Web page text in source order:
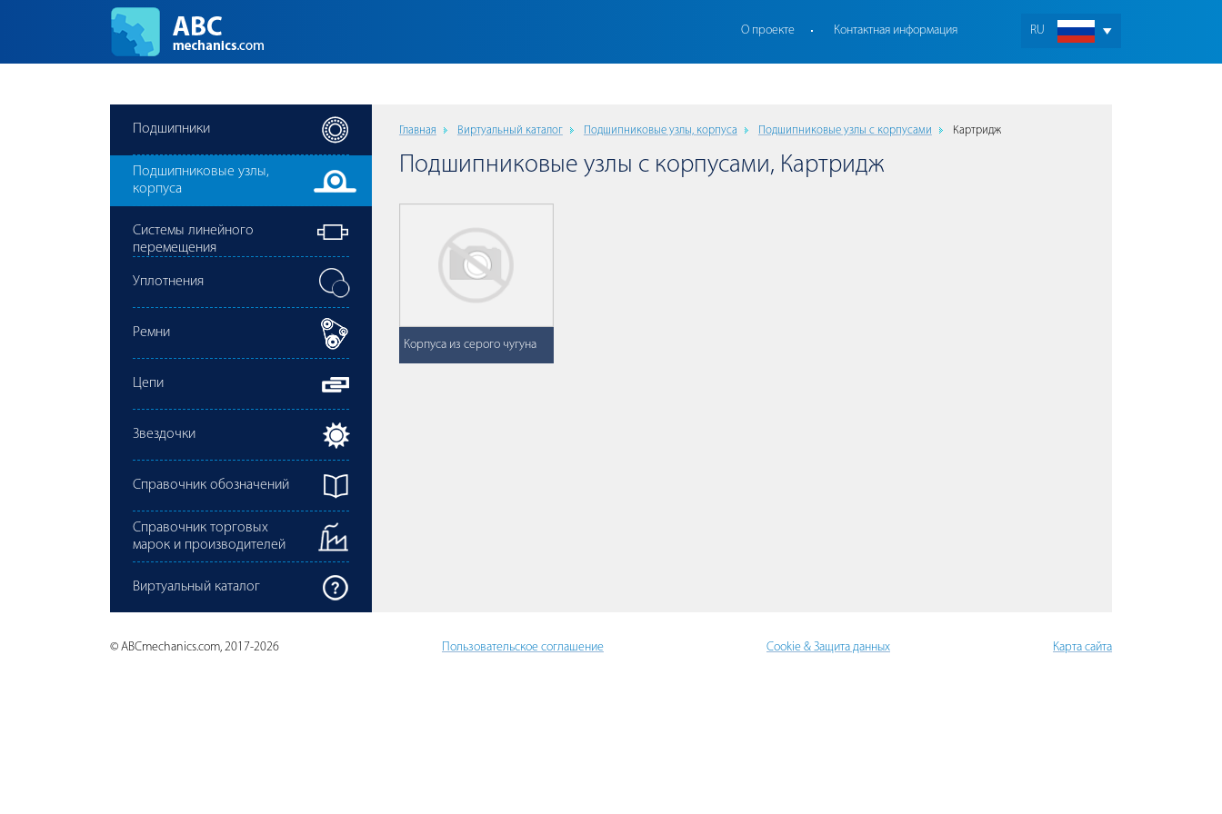
RU
О проекте Контактная информация
Подшипники
Подшипниковые узлы,
корпуса
Cистемы линейного
перемещения
Уплотнения
Ремни
Цепи
Звездочки
Справочник обозначений
Справочник торговых
марок и производителей
Виртуальный каталог
Главная Виртуальный каталог Подшипниковые узлы, корпуса Подшипниковые узлы с корпусами Картридж
Подшипниковые узлы с корпусами, Картридж
Корпуса из серого чугуна
© ABCmechanics.com, 2017-2026 Пользовательское соглашение Cookie & Защита данных Карта сайта